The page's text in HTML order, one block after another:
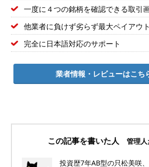
一度に４つの銘柄を確認できる取引
他業者に負けず劣らず最大ペイアウ
完全に日本語対応のサポート
業者情報・レビューはこち
この記事を書いた人 管理人
投資歴7年AB型の只松美咲